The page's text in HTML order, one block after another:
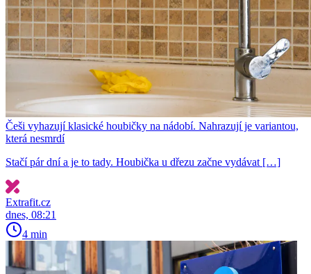
Češi vyhazují klasické houbičky na nádobí. Nahrazují je variantou,
která nesmrdí
Stačí pár dní a je to tady. Houbička u dřezu začne vydávat […]
Extrafit.cz
dnes, 08:21
4 min